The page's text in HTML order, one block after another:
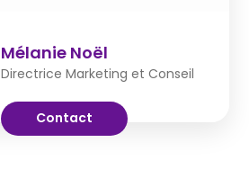
Mélanie Noël
Directrice Marketing et Conseil
Contact